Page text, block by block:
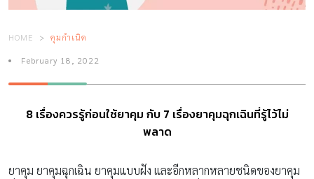
HOME คุมกำเนิด
February 18, 2022
8 เรื่องควรรู้ก่อนใช้ยาคุม กับ 7 เรื่องยาคุมฉุกเฉินที่รู้ไว้ไม่
พลาด
ยาคุม ยาคุมฉุกเฉิน ยาคุมแบบฝัง และอีกหลากหลายชนิดของยาคุม